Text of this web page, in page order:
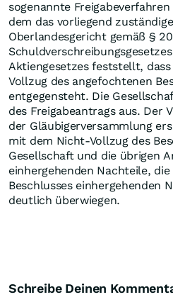
sogenannte
dem das vorliegend
Oberlandesgericht gemäß §
Aktiengesetzes feststellt,
Vollzug des angefochtenen
entgegensteht. Die
des Freigabeantrags aus. Der
der Gläubigerversammlung
mit dem Nicht-Vollzug des
Gesellschaft und die übrigen
einhergehenden Nachteile,
Beschlusses einhergehenden
deutlich überwiegen.
Schreibe Deinen